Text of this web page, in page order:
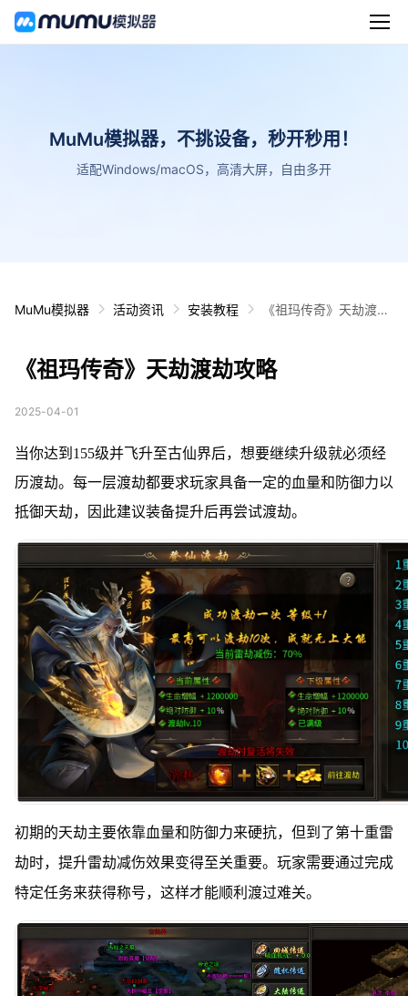
MuMu模拟器，不挑设备，秒开秒用！
适配Windows/macOS，高清大屏，自由多开
MuMu模拟器 活动资讯 安装教程
《祖玛传奇》天劫渡劫
《祖玛传奇》天劫渡劫攻略
2025-04-01
当你达到155级并飞升至古仙界后，想要继续升级就必须经
历渡劫。每一层渡劫都要求玩家具备一定的血量和防御力以
抵御天劫，因此建议装备提升后再尝试渡劫。
初期的天劫主要依靠血量和防御力来硬抗，但到了第十重雷
劫时，提升雷劫减伤效果变得至关重要。玩家需要通过完成
特定任务来获得称号，这样才能顺利渡过难关。